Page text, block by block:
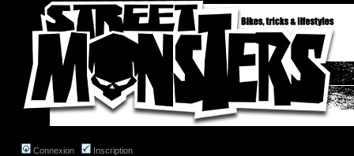
Connexion Inscription